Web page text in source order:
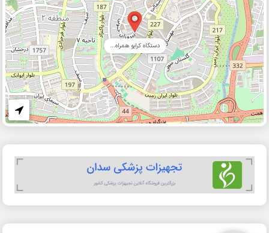
دستگاه کرایو همراه...